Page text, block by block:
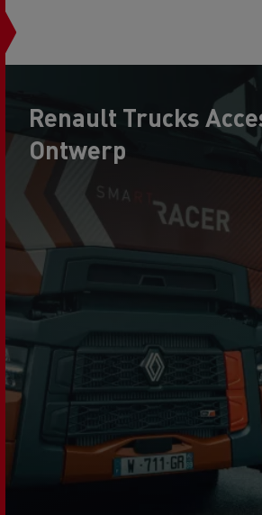
Renault Trucks
Ontwerp